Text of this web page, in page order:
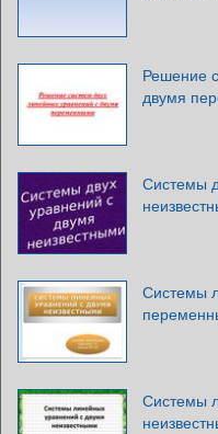
Решение
двумя
Системы
Системы
Системы